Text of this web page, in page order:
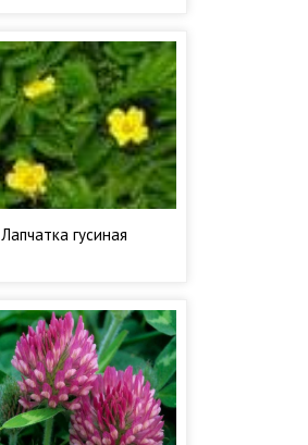
Лапчатка гусиная